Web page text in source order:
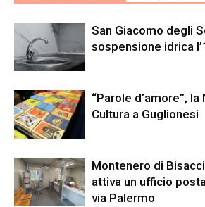
San Giacomo degli
sospensione idrica
“Parole d’amore”,
Cultura a Guglionesi
Montenero di
attiva un ufficio
via Palermo